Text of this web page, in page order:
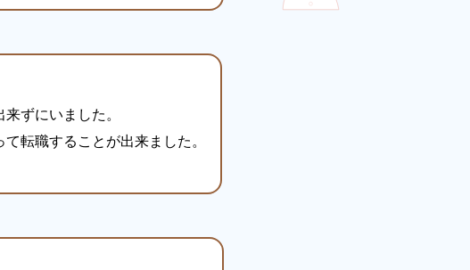
ずにいました。
転職することが出来ました。